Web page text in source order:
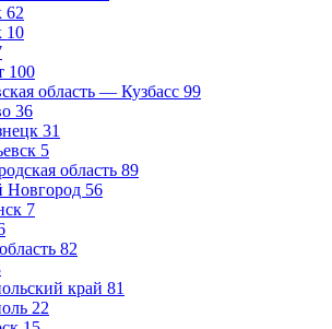
62
10
100
область — Кузбасс 99
36
31
5
область 89
56
7
82
край 81
22